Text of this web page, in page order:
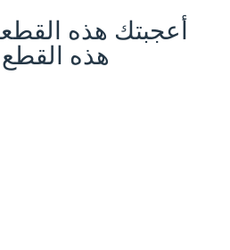
أعجبتك هذه
هذه القطع